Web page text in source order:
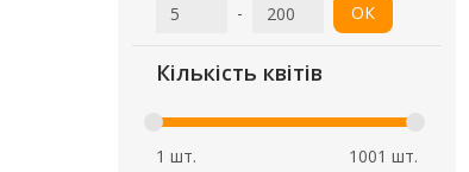
- ОК
Кількість квітів
1 шт. 1001 шт.